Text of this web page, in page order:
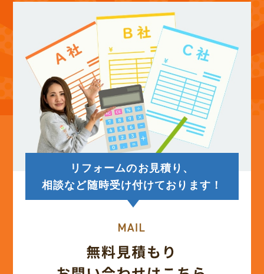
リフォームのお見積り、
相談など随時受け付けております！